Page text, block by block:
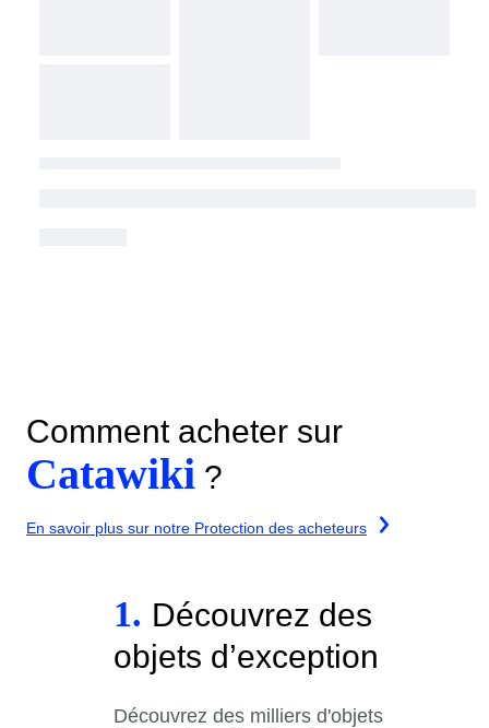
Comment acheter sur
Catawiki ?
En savoir plus sur notre Protection des acheteurs
1. Découvrez des
objets d’exception
Découvrez des milliers d'objets